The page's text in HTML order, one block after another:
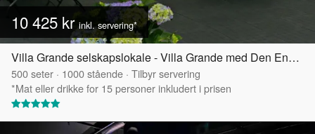
10 425 krinkl. servering*
Villa Grande selskapslokale - Villa Grande med Den Engelske Hagen
500seter · 1000stående · Tilbyr servering
*Mat eller drikke for 15 personer inkludert i prisen